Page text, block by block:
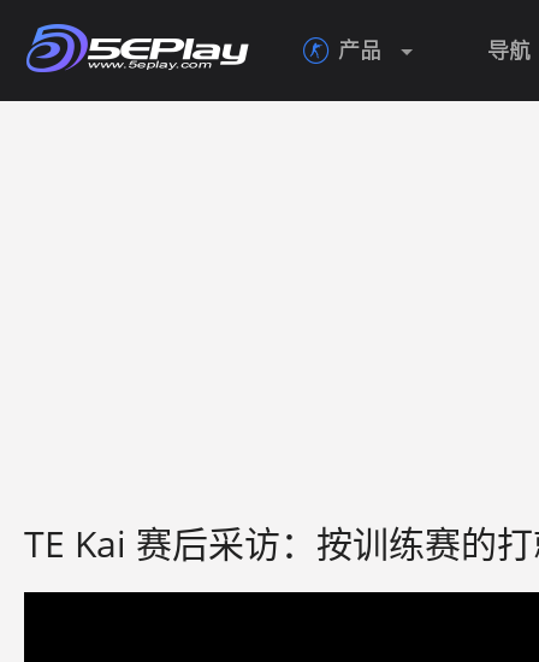
 产品 导航
TE Kai 赛后采访：按训练赛的